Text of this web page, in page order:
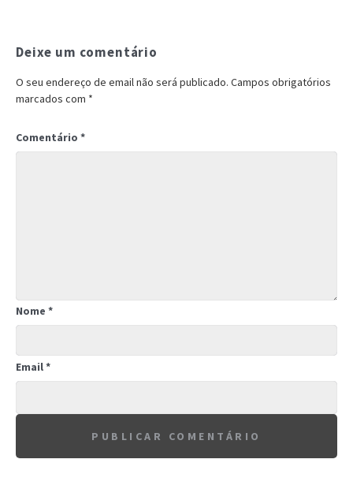
Deixe um comentário
O seu endereço de email não será publicado. Campos obrigatórios
marcados com *
Comentário *
Nome *
Email*